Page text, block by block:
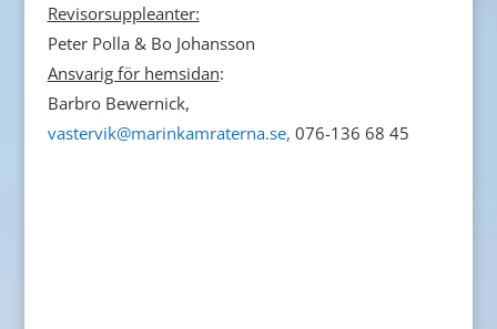
Revisorsuppleanter:
Peter Polla & Bo Johansson
Ansvarig för hemsidan:
Barbro Bewernick,
vastervik@marinkamraterna.se, 076-136 68 45